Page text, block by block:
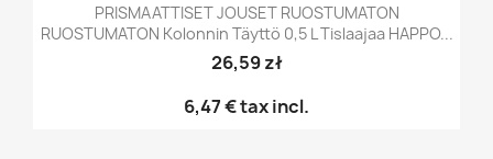
PRISMAATTISET JOUSET RUOSTUMATON
RUOSTUMATON Kolonnin Täyttö 0,5 L Tislaajaa HAPPO...
26,59 zł
6,47 €tax incl.